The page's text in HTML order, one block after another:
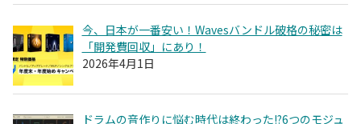
今、日本が一番安い！Wavesバンドル破格の秘密は
「開発費回収」にあり！
2026年4月1日
ドラムの音作りに悩む時代は終わった!?6つのモジュ